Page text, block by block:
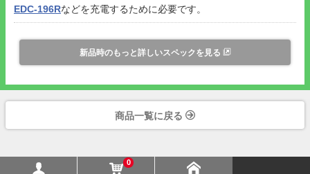
EDC-196Rなどを充電するために必要です。
新品時のもっと詳しいスペックを見る
商品一覧に戻る
0